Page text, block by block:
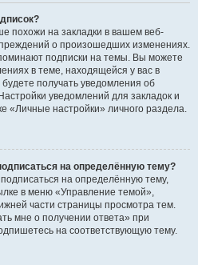
похожи на закладки в вашем веб-
о произошедших изменениях.
подписки на темы. Вы можете
в теме, находящейся у вас в
получать уведомления об
уведомлений для закладок и
«Личные настройки» личного раздела.
на определённую тему?
на определённую тему,
в меню «Управление темой»,
части страницы просмотра тем.
мне о получении ответа» при
на соответствующую тему.